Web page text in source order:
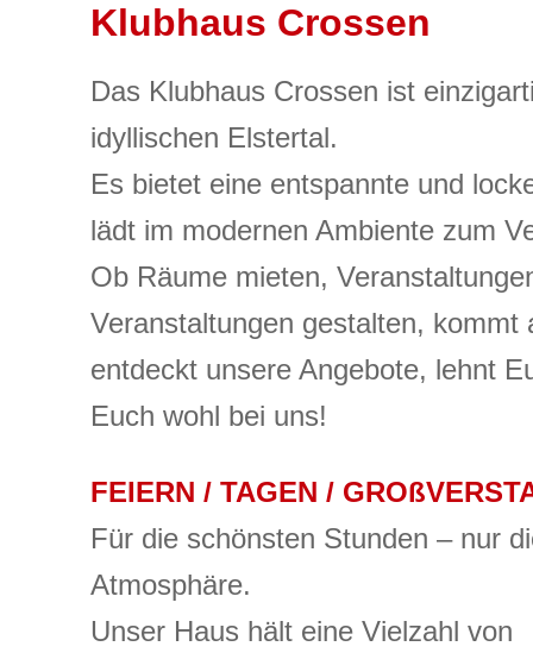
Klubhaus Crossen
Das Klubhaus Crossen ist
idyllischen Elstertal.
Es bietet eine entspannte und
lädt im modernen Ambiente zum
Ob Räume mieten,
Veranstaltungen gestalten, kommt
entdeckt unsere Angebote, lehnt
Euch wohl bei uns!
FEIERN / TAGEN /
Für die schönsten Stunden – nur
Atmosphäre.
Unser Haus hält eine Vielzahl von